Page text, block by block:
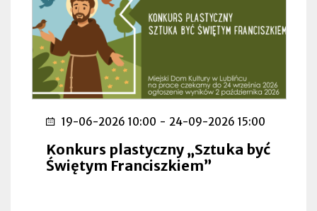
19-06-2026 10:00 - 24-09-2026 15:00
Konkurs plastyczny „Sztuka być
Świętym Franciszkiem”